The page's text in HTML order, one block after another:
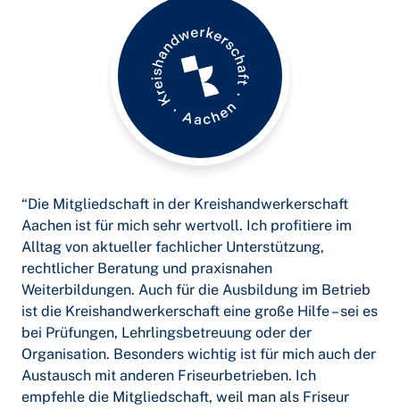
“Die Mitgliedschaft in der Kreishandwerkerschaft
Aachen ist für mich sehr wertvoll. Ich profitiere im
Alltag von aktueller fachlicher Unterstützung,
rechtlicher Beratung und praxisnahen
Weiterbildungen. Auch für die Ausbildung im Betrieb
ist die Kreishandwerkerschaft eine große Hilfe – sei es
bei Prüfungen, Lehrlingsbetreuung oder der
Organisation. Besonders wichtig ist für mich auch der
Austausch mit anderen Friseurbetrieben. Ich
empfehle die Mitgliedschaft, weil man als Friseur